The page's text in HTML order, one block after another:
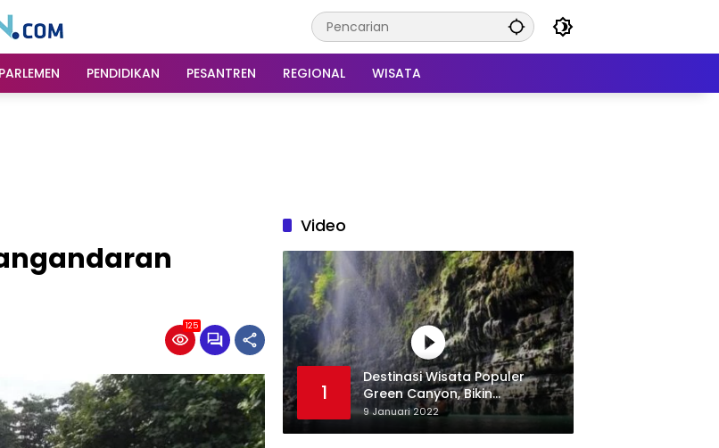
PARLEMEN PENDIDIKAN PESANTREN REGIONAL WISATA
125
Video
1
Destinasi Wisata Populer
Green Canyon, Bikin
Ketagihan Wisatawan
9 Januari 2022